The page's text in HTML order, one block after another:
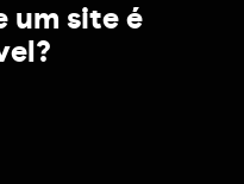
um site é